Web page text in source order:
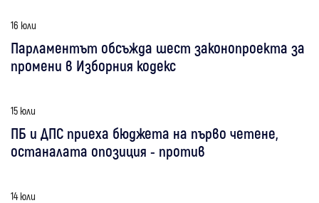
16 юли
Парламентът обсъжда шест законопроекта за
промени в Изборния кодекс
15 юли
ПБ и ДПС приеха бюджета на първо четене,
останалата опозиция - против
14 юли